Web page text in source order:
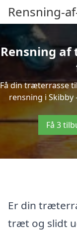
Rensning-
Rensning
Få din træterrasse
rensning i
Få 3
Er din
træt og slidt